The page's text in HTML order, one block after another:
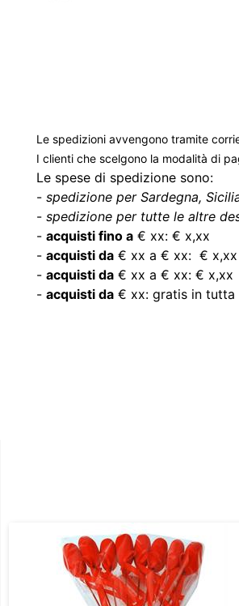
Le spedizioni avvengono tramite
I clienti che scelgono la modalità di
Le spese di spedizione sono:
- spedizione per Sardegna,
- spedizione per tutte le altre
- acquisti fino a € xx: € x,xx
- acquisti da € xx a € xx: € x,xx
- acquisti da € xx a € xx: € x,xx
- acquisti da € xx: gratis in tutta